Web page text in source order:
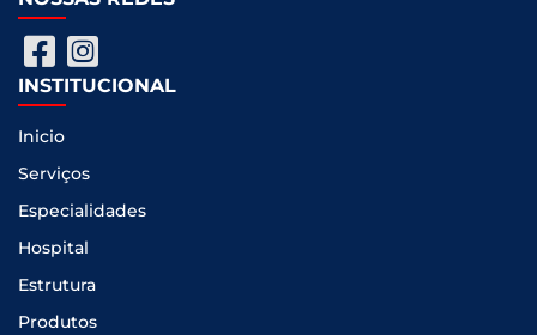
INSTITUCIONAL
Inicio
Serviços
Especialidades
Hospital
Estrutura
Produtos